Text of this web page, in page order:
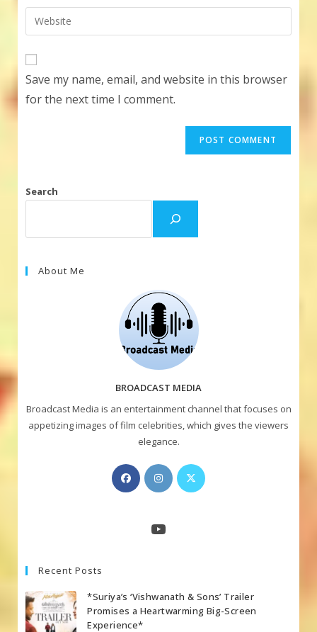
comment
email
address
Enter
your
URL
(optional)
Save my name, email, and website in this browser
for the next time I comment.
Search
About Me
BROADCAST MEDIA
Broadcast Media is an entertainment channel that focuses on
appetizing images of film celebrities, which gives the viewers
elegance.
Opens
in
new
Opens
in
Opens
YouTube
Recent Posts
*Suriya’s ‘Vishwanath & Sons’ Trailer
Promises a Heartwarming Big-Screen
Experience*